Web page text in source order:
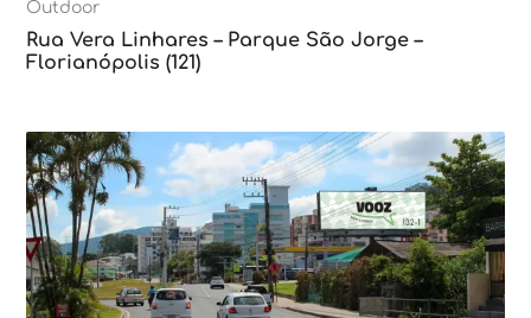
Outdoor
Rua Vera Linhares – Parque São Jorge –
Florianópolis (121)